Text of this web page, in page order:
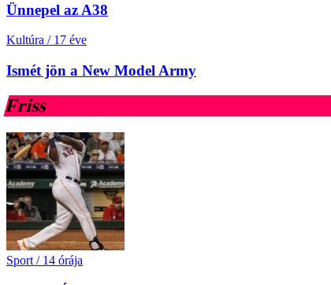
Ünnepel az A38
Kultúra / 17 éve
Ismét jön a New Model Army
Friss
Sport / 14 órája